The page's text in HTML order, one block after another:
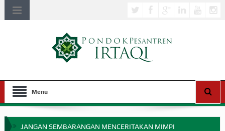
Menu
JANGAN SEMBARANGAN MENCERITAKAN MIMPI